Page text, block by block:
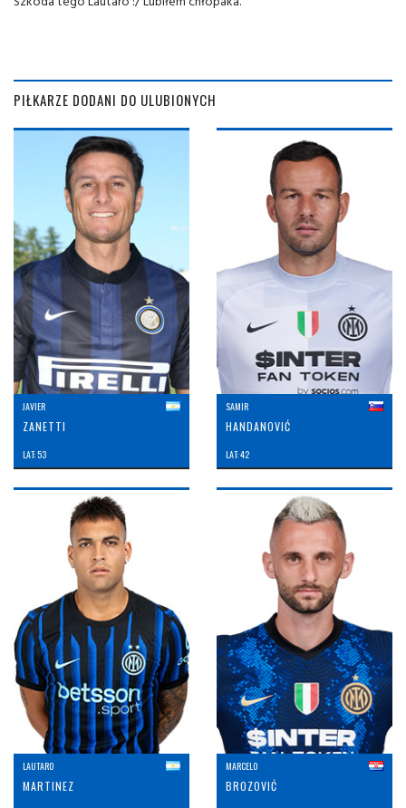
PIŁKARZE DODANI DO ULUBIONYCH
JAVIER
ZANETTI
LAT: 53
SAMIR
HANDANOVIĆ
LAT: 42
LAUTARO
MARTINEZ
MARCELO
BROZOVIĆ